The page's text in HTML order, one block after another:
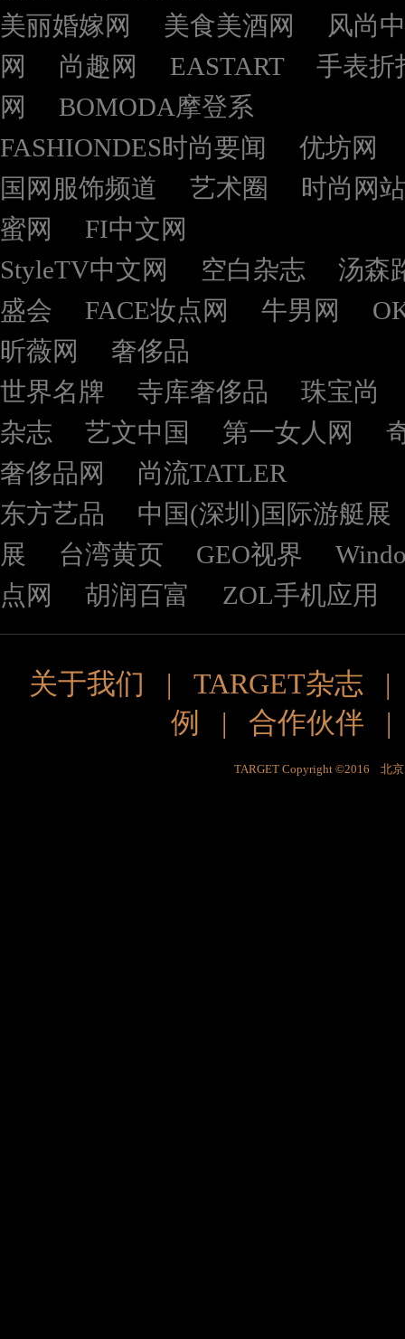
美丽婚嫁网
美食美酒网
风尚
网
尚趣网 EASTART
手表折
网
BOMODA摩登系
FASHIONDES时尚要闻
优坊网
国网服饰频道
艺术圈
时尚网站
蜜网
FI中文网
StyleTV中文网
空白杂志
汤森
盛会
FACE妆点网 牛男网
昕薇网
奢侈品
世界名牌
寺库奢侈品
珠宝尚
杂志
艺文中国 第一女人网
奢侈品网
尚流TATLER
东方艺品
中国(深圳)国际游艇展
展
台湾黄页 GEO视界
点网
胡润百富 ZOL手机应用
关于我们 | TARGET杂志
例
| 合作伙伴
TARGET Copyright ©2016 北